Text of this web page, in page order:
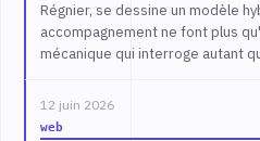
Régnier, se dessine un modèle
accompagnement ne font plus
mécanique qui interroge autant
12 juin 2026
web